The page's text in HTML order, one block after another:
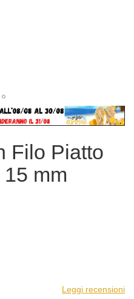
Filo Piatto
mm
Leggi recensioni